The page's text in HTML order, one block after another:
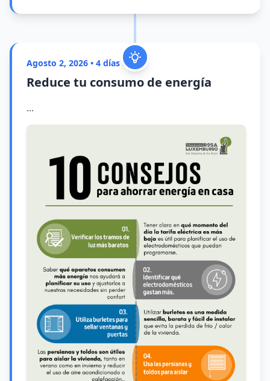
Agosto 2, 2026 • 4 días atrás
Reduce tu consumo de energía
...